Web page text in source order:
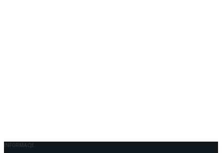
INFORMACJE